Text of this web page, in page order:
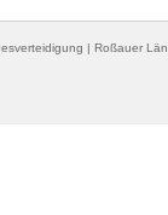
| Roßauer